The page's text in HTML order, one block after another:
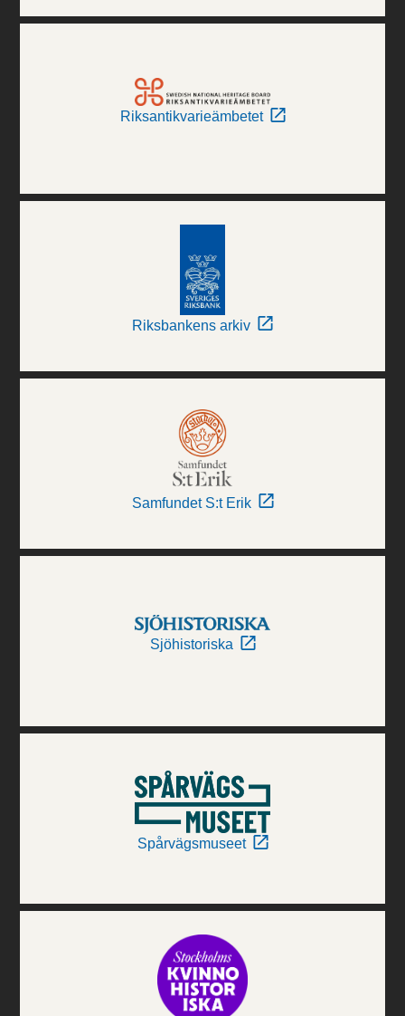
Riksantikvarieämbetet
Riksbankens arkiv
Samfundet S:t Erik
Sjöhistoriska
Spårvägsmuseet